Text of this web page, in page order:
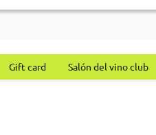
Gift card Salón del vino club